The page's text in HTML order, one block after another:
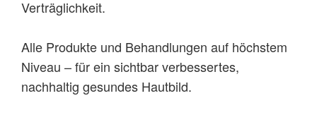
Verträglichkeit.
Alle Produkte und Behandlungen auf höchstem
Niveau – für ein sichtbar verbessertes,
nachhaltig gesundes Hautbild.